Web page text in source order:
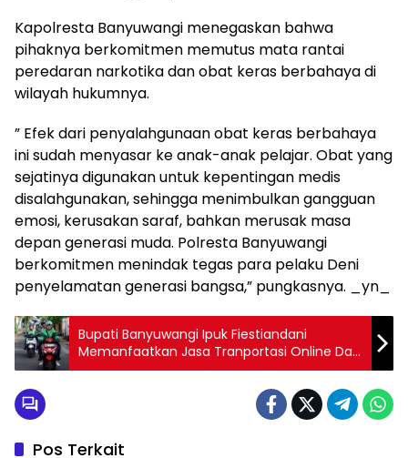
Kapolresta Banyuwangi menegaskan bahwa
pihaknya berkomitmen memutus mata rantai
peredaran narkotika dan obat keras berbahaya di
wilayah hukumnya.
” Efek dari penyalahgunaan obat keras berbahaya
ini sudah menyasar ke anak-anak pelajar. Obat yang
sejatinya digunakan untuk kepentingan medis
disalahgunakan, sehingga menimbulkan gangguan
emosi, kerusakan saraf, bahkan merusak masa
depan generasi muda. Polresta Banyuwangi
berkomitmen menindak tegas para pelaku Deni
penyelamatan generasi bangsa,” pungkasnya. _yn_
Bupati Banyuwangi Ipuk Fiestiandani
Memanfaatkan Jasa Tranportasi Online Dari
Rumah Menuju Kantor Pemkab
Pos Terkait